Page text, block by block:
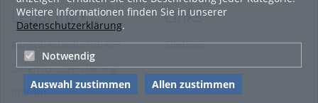
Weitere Informationen finden Sie in unserer
Datenschutzerklärung.
Notwendig
Auswahl zustimmen Allen zustimmen
Legal Info
Nutzungsbedingungen
Datenschutzerklärung
Imprint
Links
Sitemap